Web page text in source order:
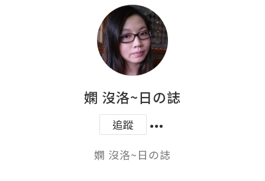
嫻 沒洛~日の誌
追蹤
嫻 沒洛~日の誌